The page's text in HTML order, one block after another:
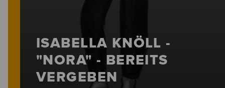
ISABELLA KNÖLL -
"NORA" - BEREITS
VERGEBEN